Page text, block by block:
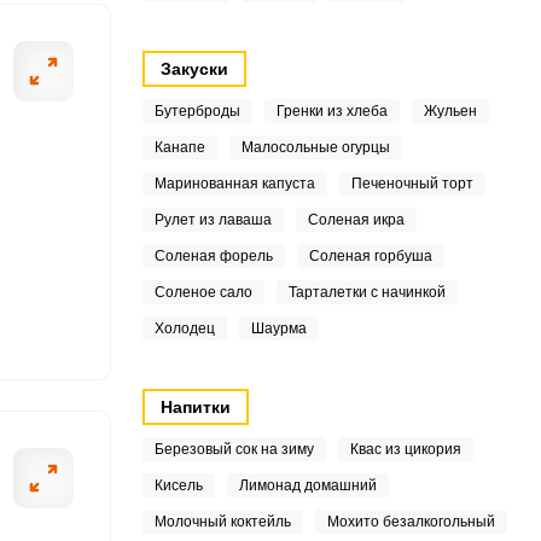
Закуски
Бутерброды Гренки из хлеба Жульен
Канапе Малосольные огурцы
Маринованная капуста Печеночный торт
Рулет из лаваша Соленая икра
Соленая форель Соленая горбуша
Соленое сало Тарталетки с начинкой
Холодец Шаурма
Напитки
Березовый сок на зиму Квас из цикория
Кисель Лимонад домашний
Молочный коктейль Мохито безалкогольный
важно
сыр, чтобы
Печенье